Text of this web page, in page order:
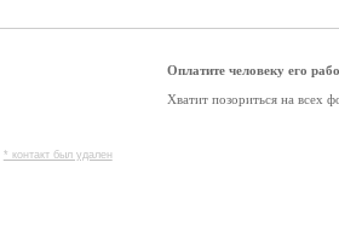
* контакт был удален
Оплатите человеку его
Хватит позориться на всех